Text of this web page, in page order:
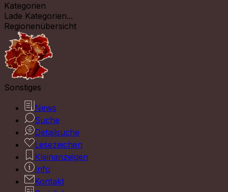
Kategorien
Lade Kategorien...
Regionenübersicht
Sonstiges
News
Suche
Detailsuche
Lesezeichen
Kleinanzeigen
Info
Kontakt